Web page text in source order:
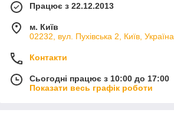
Працює з 22.12.2013
м. Київ
02232, вул. Пухівська 2, Київ, Україна
Контакти
Сьогодні працює з 10:00 до 17:00
Показати весь графік роботи